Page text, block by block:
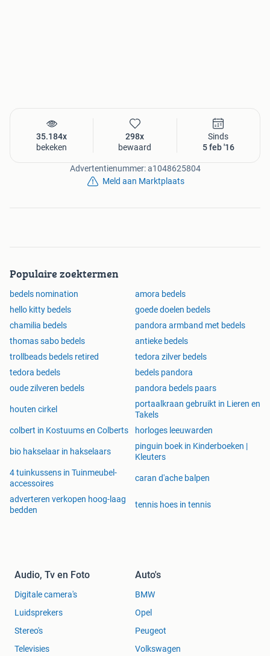
35.184x
bekeken
298x
bewaard
Sinds
5 feb '16
Advertentienummer: a1048625804
Meld aan Marktplaats
Populaire zoektermen
bedels nomination
amora bedels
hello kitty bedels
goede doelen bedels
chamilia bedels
pandora armband met bedels
thomas sabo bedels
antieke bedels
trollbeads bedels retired
tedora zilver bedels
tedora bedels
bedels pandora
oude zilveren bedels
pandora bedels paars
houten cirkel
portaalkraan gebruikt in Lieren en
Takels
colbert in Kostuums en Colberts
horloges leeuwarden
bio hakselaar in hakselaars
pinguin boek in Kinderboeken |
Kleuters
4 tuinkussens in Tuinmeubel-
accessoires
caran d'ache balpen
adverteren verkopen hoog-laag
bedden
tennis hoes in tennis
Audio, Tv en Foto
Digitale camera's
Luidsprekers
Stereo's
Televisies
Auto's
BMW
Opel
Peugeot
Volkswagen